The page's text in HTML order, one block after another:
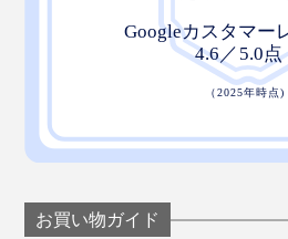
お買い物ガイド